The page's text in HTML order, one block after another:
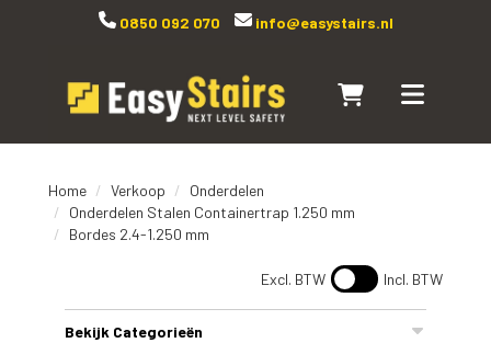
0850 092 070 info@easystairs.nl
Naar winkelwagen
Toggle
Home Verkoop
Onderdelen
Onderdelen Stalen Containertrap 1.250 mm
Bordes 2.4-1.250 mm
Excl. BTW Incl. BTW
Bekijk Categorieën